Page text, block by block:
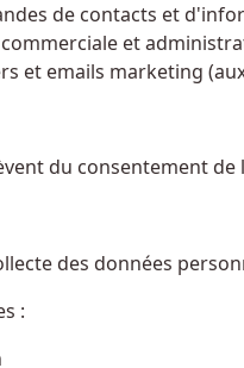
de contacts et
et
et emails marketing
du consentement de
des données
: